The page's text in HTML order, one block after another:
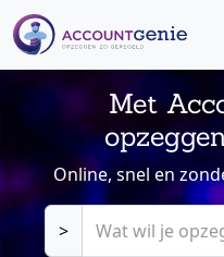
Met
Online, snel en
>